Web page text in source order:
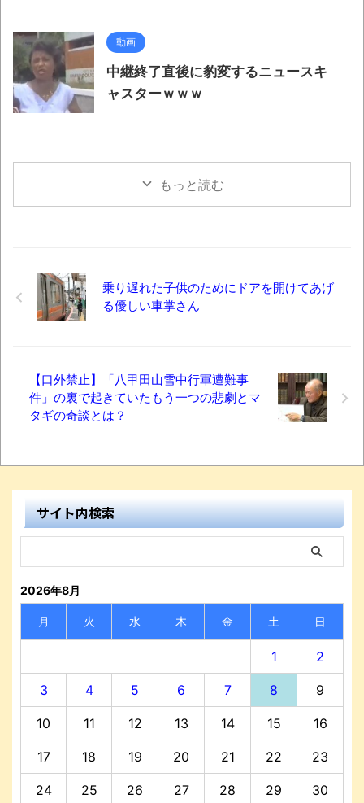
動画
中継終了直後に豹変するニュースキ
ャスターｗｗｗ
もっと読む
乗り遅れた子供のためにドアを開けてあげ
る優しい車掌さん
【口外禁止】「八甲田山雪中行軍遭難事
件」の裏で起きていたもう一つの悲劇とマ
タギの奇談とは？
サイト内検索
2026年8月
月 火 水 木 金 土 日
1 2
3 4 5 6 7 8 9
10 11 12 13 14 15 16
17 18 19 20 21 22 23
24 25 26 27 28 29 30